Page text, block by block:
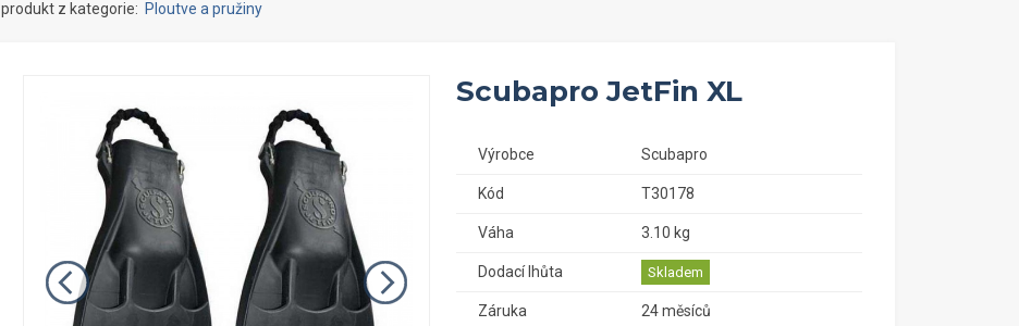
produkt z kategorie: Ploutve a pružiny
Scubapro JetFin XL
Výrobce Scubapro
Kód T30178
Váha 3.10 kg
Dodací lhůta Skladem
Záruka 24 měsíců